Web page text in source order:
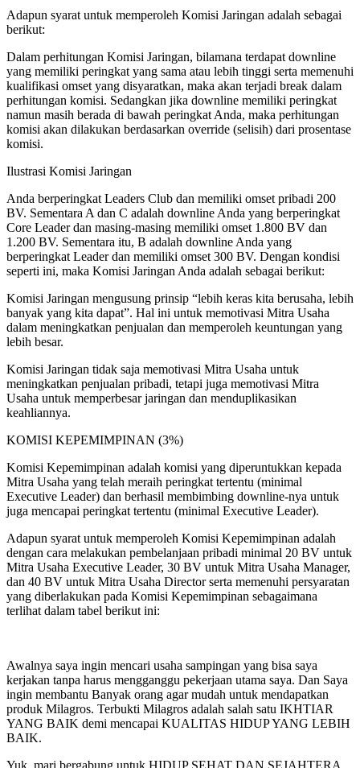
Adapun syarat untuk memperoleh Komisi Jaringan adalah sebagai
berikut:
Dalam perhitungan Komisi Jaringan, bilamana terdapat downline
yang memiliki peringkat yang sama atau lebih tinggi serta memenuhi
kualifikasi omset yang disyaratkan, maka akan terjadi break dalam
perhitungan komisi. Sedangkan jika downline memiliki peringkat
namun masih berada di bawah peringkat Anda, maka perhitungan
komisi akan dilakukan berdasarkan override (selisih) dari prosentase
komisi.
Ilustrasi Komisi Jaringan
Anda berperingkat Leaders Club dan memiliki omset pribadi 200
BV. Sementara A dan C adalah downline Anda yang berperingkat
Core Leader dan masing-masing memiliki omset 1.800 BV dan
1.200 BV. Sementara itu, B adalah downline Anda yang
berperingkat Leader dan memiliki omset 300 BV. Dengan kondisi
seperti ini, maka Komisi Jaringan Anda adalah sebagai berikut:
Komisi Jaringan mengusung prinsip “lebih keras kita berusaha, lebih
banyak yang kita dapat”. Hal ini untuk memotivasi Mitra Usaha
dalam meningkatkan penjualan dan memperoleh keuntungan yang
lebih besar.
Komisi Jaringan tidak saja memotivasi Mitra Usaha untuk
meningkatkan penjualan pribadi, tetapi juga memotivasi Mitra
Usaha untuk memperbesar jaringan dan menduplikasikan
keahliannya.
KOMISI KEPEMIMPINAN (3%)
Komisi Kepemimpinan adalah komisi yang diperuntukkan kepada
Mitra Usaha yang telah meraih peringkat tertentu (minimal
Executive Leader) dan berhasil membimbing downline-nya untuk
juga mencapai peringkat tertentu (minimal Executive Leader).
Adapun syarat untuk memperoleh Komisi Kepemimpinan adalah
dengan cara melakukan pembelanjaan pribadi minimal 20 BV untuk
Mitra Usaha Executive Leader, 30 BV untuk Mitra Usaha Manager,
dan 40 BV untuk Mitra Usaha Director serta memenuhi persyaratan
yang diberlakukan pada Komisi Kepemimpinan sebagaimana
terlihat dalam tabel berikut ini:
Awalnya saya ingin mencari usaha sampingan yang bisa saya
kerjakan tanpa harus mengganggu pekerjaan utama saya. Dan Saya
ingin membantu Banyak orang agar mudah untuk mendapatkan
produk Milagros. Terbukti Milagros adalah salah satu IKHTIAR
YANG BAIK demi mencapai KUALITAS HIDUP YANG LEBIH
BAIK.
Yuk, mari bergabung untuk HIDUP SEHAT DAN SEJAHTERA